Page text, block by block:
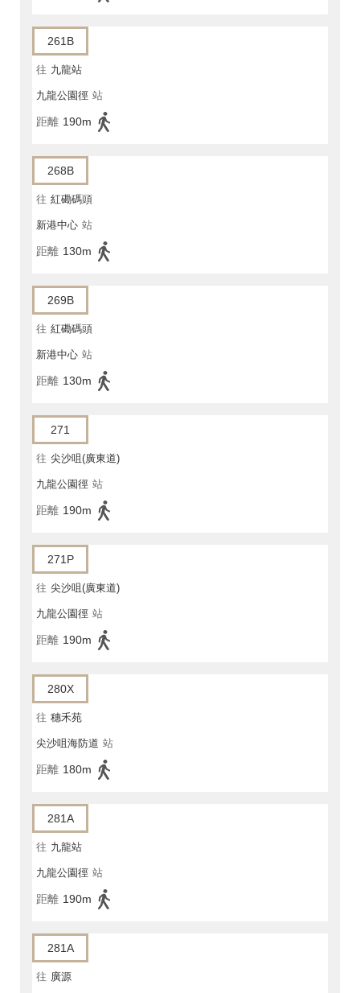
261B
往 九龍站
九龍公園徑 站
距離 190m
268B
往 紅磡碼頭
新港中心 站
距離 130m
269B
往 紅磡碼頭
新港中心 站
距離 130m
271
往 尖沙咀(廣東道)
九龍公園徑 站
距離 190m
271P
往 尖沙咀(廣東道)
九龍公園徑 站
距離 190m
280X
往 穗禾苑
尖沙咀海防道 站
距離 180m
281A
往 九龍站
九龍公園徑 站
距離 190m
281A
往 廣源